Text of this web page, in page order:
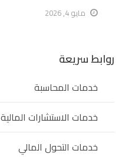
مايو 4, 2026
روابط سريعة
خدمات المحاسبة
خدمات الاستشارات المالية
خدمات التحول المالي